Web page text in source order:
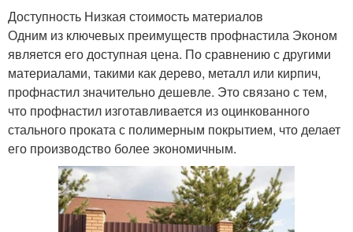
Доступность Низкая стоимость материалов
Одним из ключевых преимуществ профнастила Эконом
является его доступная цена. По сравнению с другими
материалами, такими как дерево, металл или кирпич,
профнастил значительно дешевле. Это связано с тем,
что профнастил изготавливается из оцинкованного
стального проката с полимерным покрытием, что делает
его производство более экономичным.